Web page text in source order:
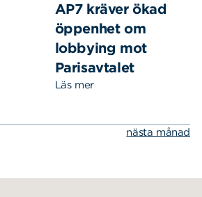
AP7 kräver ökad
öppenhet om
lobbying mot
Parisavtalet
Läs mer
nästa månad